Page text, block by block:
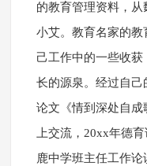
的教育管理资料，
小艾。教育名家的教
己工作中的一些收
长的源泉。经过自
论文《情到深处自
上交流，20xx年德
鹿中学班主任工作